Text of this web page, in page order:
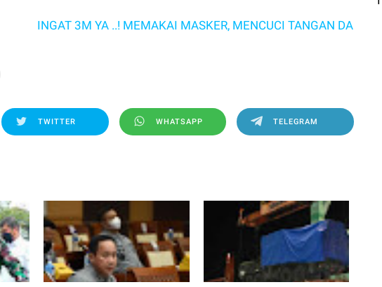
3M YA ..! MEMAKAI MASKER, MENCUCI TANGAN DAN MENJAGA
TWITTER WHATSAPP TELEGRAM